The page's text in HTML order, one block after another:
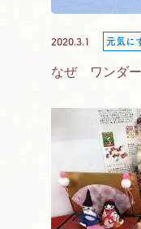
2020.3.1 元気に
なぜ ワンダー